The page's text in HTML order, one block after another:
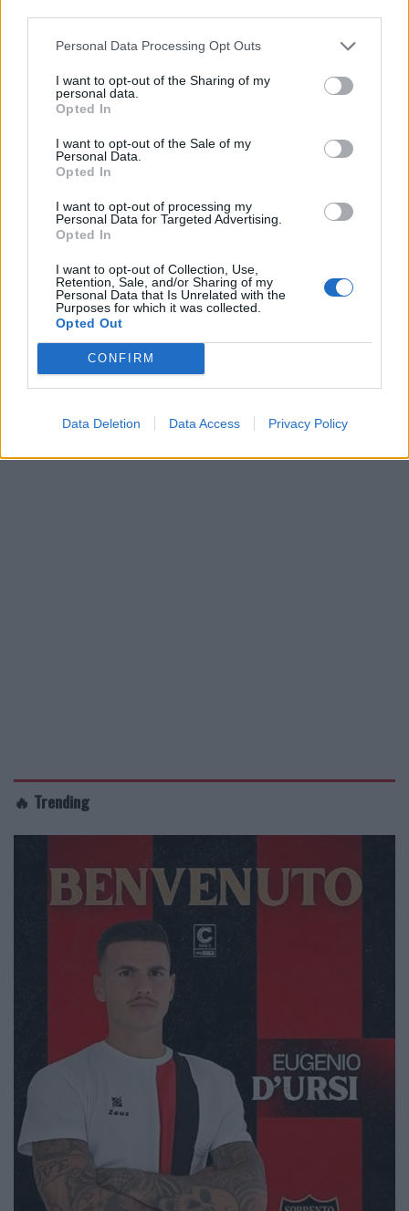
Personal Data Processing Opt Outs
I want to opt-out of the Sharing of my
personal data.
Opted In
I want to opt-out of the Sale of my
Personal Data.
Opted In
I want to opt-out of processing my
Personal Data for Targeted Advertising.
Opted In
I want to opt-out of Collection, Use,
Retention, Sale, and/or Sharing of my
Personal Data that Is Unrelated with the
Purposes for which it was collected.
Opted Out
CONFIRM
Data Deletion Data Access Privacy Policy
🔥 Trending